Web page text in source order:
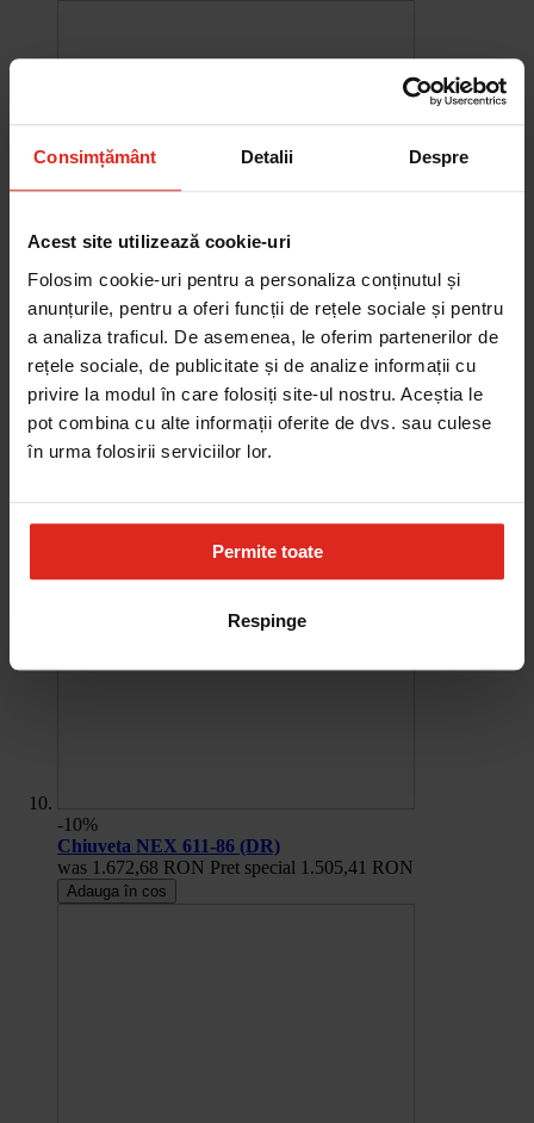
Consimțământ Detalii Despre
Acest site utilizează cookie-uri
Folosim cookie-uri pentru a personaliza conținutul și
anunțurile, pentru a oferi funcții de rețele sociale și pentru
a analiza traficul. De asemenea, le oferim partenerilor de
rețele sociale, de publicitate și de analize informații cu
privire la modul în care folosiți site-ul nostru. Aceștia le
pot combina cu alte informații oferite de dvs. sau culese
în urma folosirii serviciilor lor.
Permite toate
Respinge
-10%
Chiuveta Maris MRG 610-60
was 2.578,27 RON Pret special 2.320,44 RON
-10%
Chiuveta NEX 611-86 (DR)
was 1.672,68 RON Pret special 1.505,41 RON
Adauga în cos